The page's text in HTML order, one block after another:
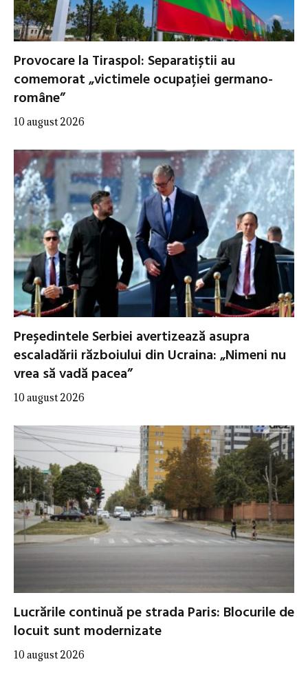
Provocare la Tiraspol: Separatiștii au
comemorat „victimele ocupației germano-
române”
10 august 2026
Președintele Serbiei avertizează asupra
escaladării războiului din Ucraina: „Nimeni nu
vrea să vadă pacea”
10 august 2026
Lucrările continuă pe strada Paris: Blocurile de
locuit sunt modernizate
10 august 2026